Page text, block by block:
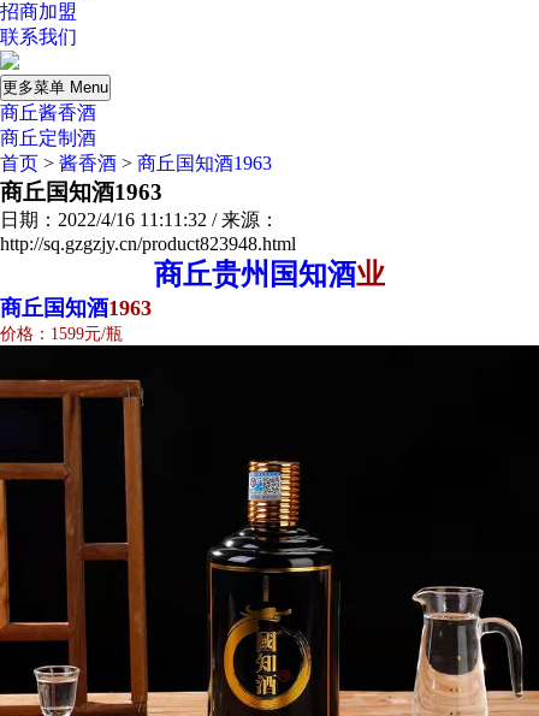
招商加盟
联系我们
更多菜单 Menu
商丘酱香酒
商丘定制酒
首页 > 酱香酒 > 商丘国知酒1963
商丘国知酒1963
日期：2022/4/16 11:11:32 / 来源：
http://sq.gzgzjy.cn/product823948.html
商丘贵州国知酒业
商丘国知酒1963
价格：1599元/瓶